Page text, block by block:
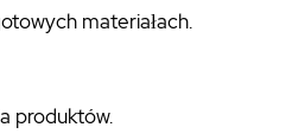
materiałach.
produktów.